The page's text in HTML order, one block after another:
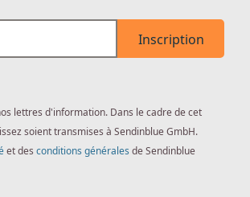
Inscription
lettres d'information. Dans le cadre de cet
soient transmises à Sendinblue GmbH.
et des conditions générales de Sendinblue